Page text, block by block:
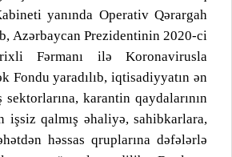
yanında Operativ Qərargah
Azərbaycan Prezidentinin 2020-ci
Fərmanı ilə Koronavirusla
Fondu yaradılıb, iqtisadiyyatın ən
karantin qaydalarının
işsiz qalmış əhaliyə, sahibkarlara,
həssas qruplarına dəfələrlə